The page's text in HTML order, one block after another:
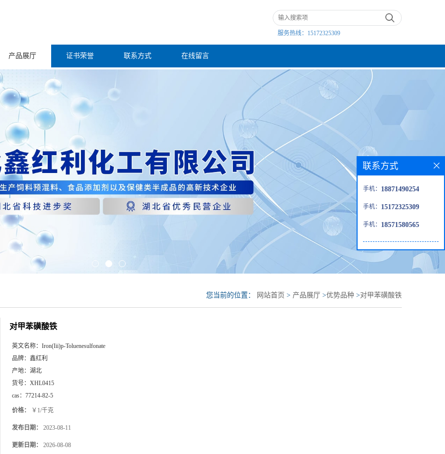
服务热线： 15172325309
产品展厅 证书荣誉 联系方式 在线留言
您当前的位置： 网站首页 > 产品展厅 >优势品种 >对甲苯磺酸铁
对甲苯磺酸铁
英文名称： Iron(Iii)p-Toluenesulfonate
品牌： 鑫红利
产地： 湖北
货号： XHL0415
cas： 77214-82-5
价格： ￥1/千克
发布日期： 2023-08-11
更新日期： 2026-08-08
联系方式
手机： 18871490254
手机： 15172325309
手机： 18571580565